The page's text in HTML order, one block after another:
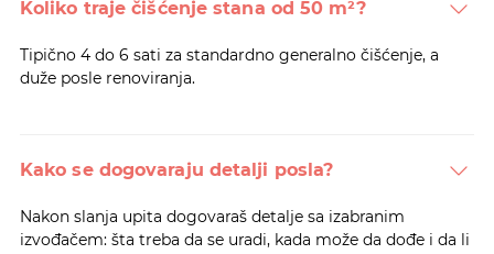
Koliko traje čišćenje stana od 50 m²?
Tipično 4 do 6 sati za standardno generalno čišćenje, a
duže posle renoviranja.
Kako se dogovaraju detalji posla?
Nakon slanja upita dogovaraš detalje sa izabranim
izvođačem: šta treba da se uradi, kada može da dođe i da li